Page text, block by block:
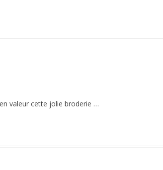
valeur cette jolie broderie …